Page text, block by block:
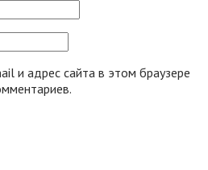
и адрес сайта в этом браузере